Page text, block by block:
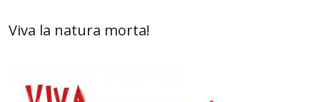
Viva la natura morta!